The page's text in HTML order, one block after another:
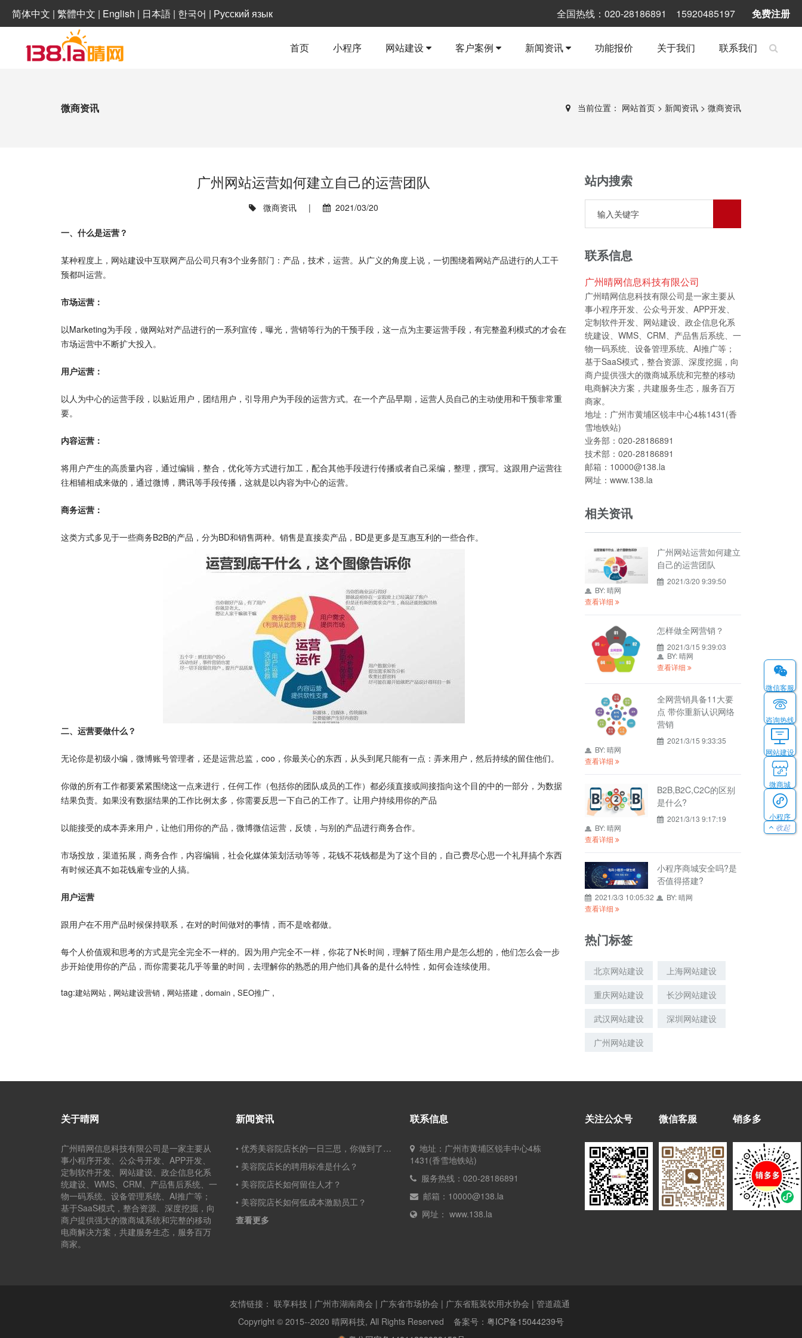
简体中文 | 繁體中文 | English | 日本語 | 한국어 | Русский язык 全国热线：020-28186891 15920485197 免费注册
首页 小程序 网站建设 客户案例 新闻资讯 功能报价 关于我们 联系我们
微信客服
咨询热线
网站建设
微商城
小程序
收起
微商资讯 当前位置： 网站首页 > 新闻资讯 > 微商资讯
广州网站运营如何建立自己的运营团队
微商资讯 | 2021/03/20
一、什么是运营？
某种程度上，网站建设中互联网产品公司只有3个业务部门：产品，技术，运营。从广义的角度上说，一切围绕着网站产品进行的人工干
预都叫运营。
市场运营：
以Marketing为手段，做网站对产品进行的一系列宣传，曝光，营销等行为的干预手段，这一点为主要运营手段，有完整盈利模式的才会在
市场运营中不断扩大投入。
用户运营：
以人为中心的运营手段，以贴近用户，团结用户，引导用户为手段的运营方式。在一个产品早期，运营人员自己的主动使用和干预非常重
要。
内容运营：
将用户产生的高质量内容，通过编辑，整合，优化等方式进行加工，配合其他手段进行传播或者自己采编，整理，撰写。这跟用户运营往
往相辅相成来做的，通过微博，腾讯等手段传播，这就是以内容为中心的运营。
商务运营：
这类方式多见于一些商务B2B的产品，分为BD和销售两种。销售是直接卖产品，BD是更多是互惠互利的一些合作。
二、运营要做什么？
无论你是初级小编，微博账号管理者，还是运营总监，coo，你最关心的东西，从头到尾只能有一点：弄来用户，然后持续的留住他们。
你做的所有工作都要紧紧围绕这一点来进行，任何工作（包括你的团队成员的工作）都必须直接或间接指向这个目的中的一部分，为数据
结果负责。如果没有数据结果的工作比例太多，你需要反思一下自己的工作了。让用户持续用你的产品
以能接受的成本弄来用户，让他们用你的产品，微博微信运营，反馈，与别的产品进行商务合作。
市场投放，渠道拓展，商务合作，内容编辑，社会化媒体策划活动等等，花钱不花钱都是为了这个目的，自己费尽心思一个礼拜搞个东西
有时候还真不如花钱雇专业的人搞。
用户运营
跟用户在不用产品时候保持联系，在对的时间做对的事情，而不是啥都做。
每个人价值观和思考的方式是完全完全不一样的。因为用户完全不一样，你花了N长时间，理解了陌生用户是怎么想的，他们怎么会一步
步开始使用你的产品，而你需要花几乎等量的时间，去理解你的熟悉的用户他们具备的是什么特性，如何会连续使用。
tag:建站网站 , 网站建设营销 , 网站搭建 , domain , SEO推广 ,
站内搜索
联系信息
广州晴网信息科技有限公司
广州晴网信息科技有限公司是一家主要从
事小程序开发、公众号开发、APP开发、
定制软件开发、网站建设、政企信息化系
统建设、WMS、CRM、产品售后系统、一
物一码系统、设备管理系统、AI推广等；
基于SaaS模式，整合资源、深度挖掘，向
商户提供强大的微商城系统和完整的移动
电商解决方案，共建服务生态，服务百万
商家。
地址：广州市黄埔区锐丰中心4栋1431(香
雪地铁站)
业务部：020-28186891
技术部：020-28186891
邮箱：10000@138.la
网址：www.138.la
相关资讯
广州网站运营如何建立
自己的运营团队
2021/3/20 9:39:50
BY:晴网
查看详细
怎样做全网营销？
2021/3/15 9:39:03
BY:晴网
查看详细
全网营销具备11大要
点 带你重新认识网络
营销
2021/3/15 9:33:35
BY:晴网
查看详细
B2B,B2C,C2C的区别
是什么?
2021/3/13 9:17:19
BY:晴网
查看详细
小程序商城安全吗?是
否值得搭建?
2021/3/3 10:05:32 BY:晴网
查看详细
热门标签
北京网站建设
上海网站建设
重庆网站建设
长沙网站建设
武汉网站建设
深圳网站建设
广州网站建设
关于晴网
广州晴网信息科技有限公司是一家主要从
事小程序开发、公众号开发、APP开发、
定制软件开发、网站建设、政企信息化系
统建设、WMS、CRM、产品售后系统、一
物一码系统、设备管理系统、AI推广等；
基于SaaS模式，整合资源、深度挖掘，向
商户提供强大的微商城系统和完整的移动
电商解决方案，共建服务生态，服务百万
商家。
新闻资讯
• 优秀美容院店长的一日三思，你做到了吗？
• 美容院店长的聘用标准是什么？
• 美容院店长如何留住人才？
• 美容院店长如何低成本激励员工？
查看更多
联系信息
地址：广州市黄埔区锐丰中心4栋
1431(香雪地铁站)
服务热线：020-28186891
邮箱：10000@138.la
网址： www.138.la
关注公众号 微信客服 销多多
友情链接： 联享科技 | 广州市湖南商会 | 广东省市场协会 | 广东省瓶装饮用水协会 | 管道疏通
Copyright © 2015--2020 晴网科技, All Rights Reserved 备案号： 粤ICP备15044239号